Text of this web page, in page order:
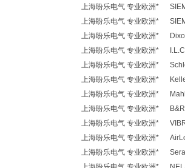
上海盼乐电气 专业欧洲*
上海盼乐电气 专业欧洲*
上海盼乐电气 专业欧洲*
上海盼乐电气 专业欧洲*
上海盼乐电气 专业欧洲*
上海盼乐电气 专业欧洲*
上海盼乐电气 专业欧洲*
上海盼乐电气 专业欧洲*
上海盼乐电气 专业欧洲*
上海盼乐电气 专业欧洲*
上海盼乐电气 专业欧洲*